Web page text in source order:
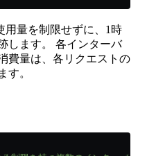
用量を制限せずに、1時
します。 各インターバ
費量は、各リクエストの
す。